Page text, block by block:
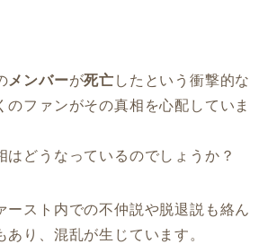
メンバーが死亡 したという衝撃的な
のファンがその真相を心配していま
はどうなっているのでしょうか？
ースト内での不仲説や脱退説も絡ん
あり、混乱が生じています。